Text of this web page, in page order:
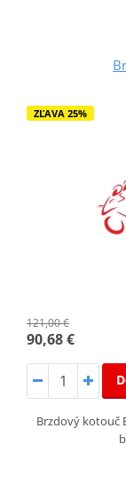
ZĽAVA 25%
121,00 €
90,68 €
Brzdový kotouč